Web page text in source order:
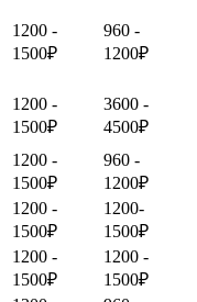
1200 -
1500₽
960 -
1200₽
1200 -
1500₽
3600 -
4500₽
1200 -
1500₽
960 -
1200₽
1200 -
1500₽
1200-
1500₽
1200 -
1500₽
1200 -
1500₽